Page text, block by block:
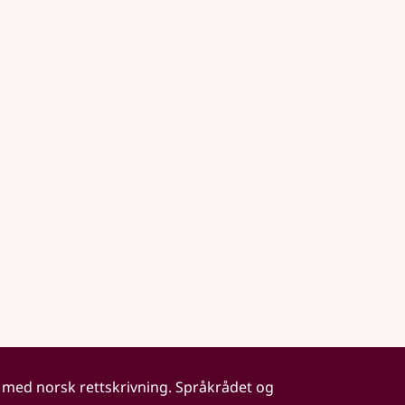
norsk rettskrivning. Språkrådet og